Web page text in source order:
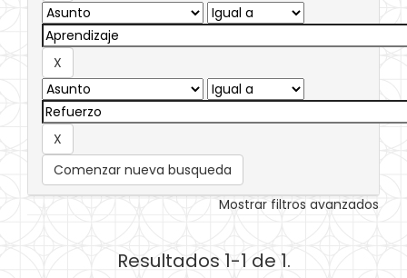
Comenzar nueva busqueda
Mostrar filtros avanzados
Resultados 1-1 de 1.